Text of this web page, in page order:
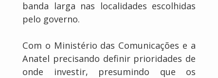
banda larga nas localidades escolhidas
pelo governo.
Com o Ministério das Comunicações e a
Anatel precisando definir prioridades de
onde investir, presumindo que os